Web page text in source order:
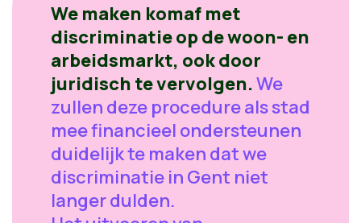
We maken komaf met
discriminatie op de woon- en
arbeidsmarkt, ook door
juridisch te vervolgen.We
zullen deze procedure als stad
mee financieel ondersteunen
duidelijk te maken dat we
discriminatie in Gent niet
langer dulden.